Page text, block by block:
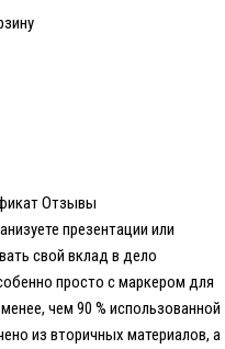
Отзывы
презентации или
свой вклад в дело
просто с маркером для
чем 90 % использованной
из вторичных материалов, а